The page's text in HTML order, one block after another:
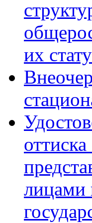
их
лицами